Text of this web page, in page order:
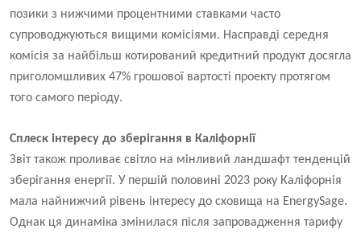
позики з нижчими процентними ставками часто
супроводжуються вищими комісіями. Насправді середня
комісія за найбільш котирований кредитний продукт досягла
приголомшливих 47% грошової вартості проекту протягом
того самого періоду.
Сплеск інтересу до зберігання в Каліфорнії
Звіт також проливає світло на мінливий ландшафт тенденцій
зберігання енергії. У першій половині 2023 року Каліфорнія
мала найнижчий рівень інтересу до сховища на EnergySage.
Однак ця динаміка змінилася після запровадження тарифу